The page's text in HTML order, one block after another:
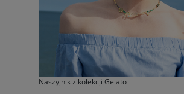
Naszyjnik z kolekcji Gelato